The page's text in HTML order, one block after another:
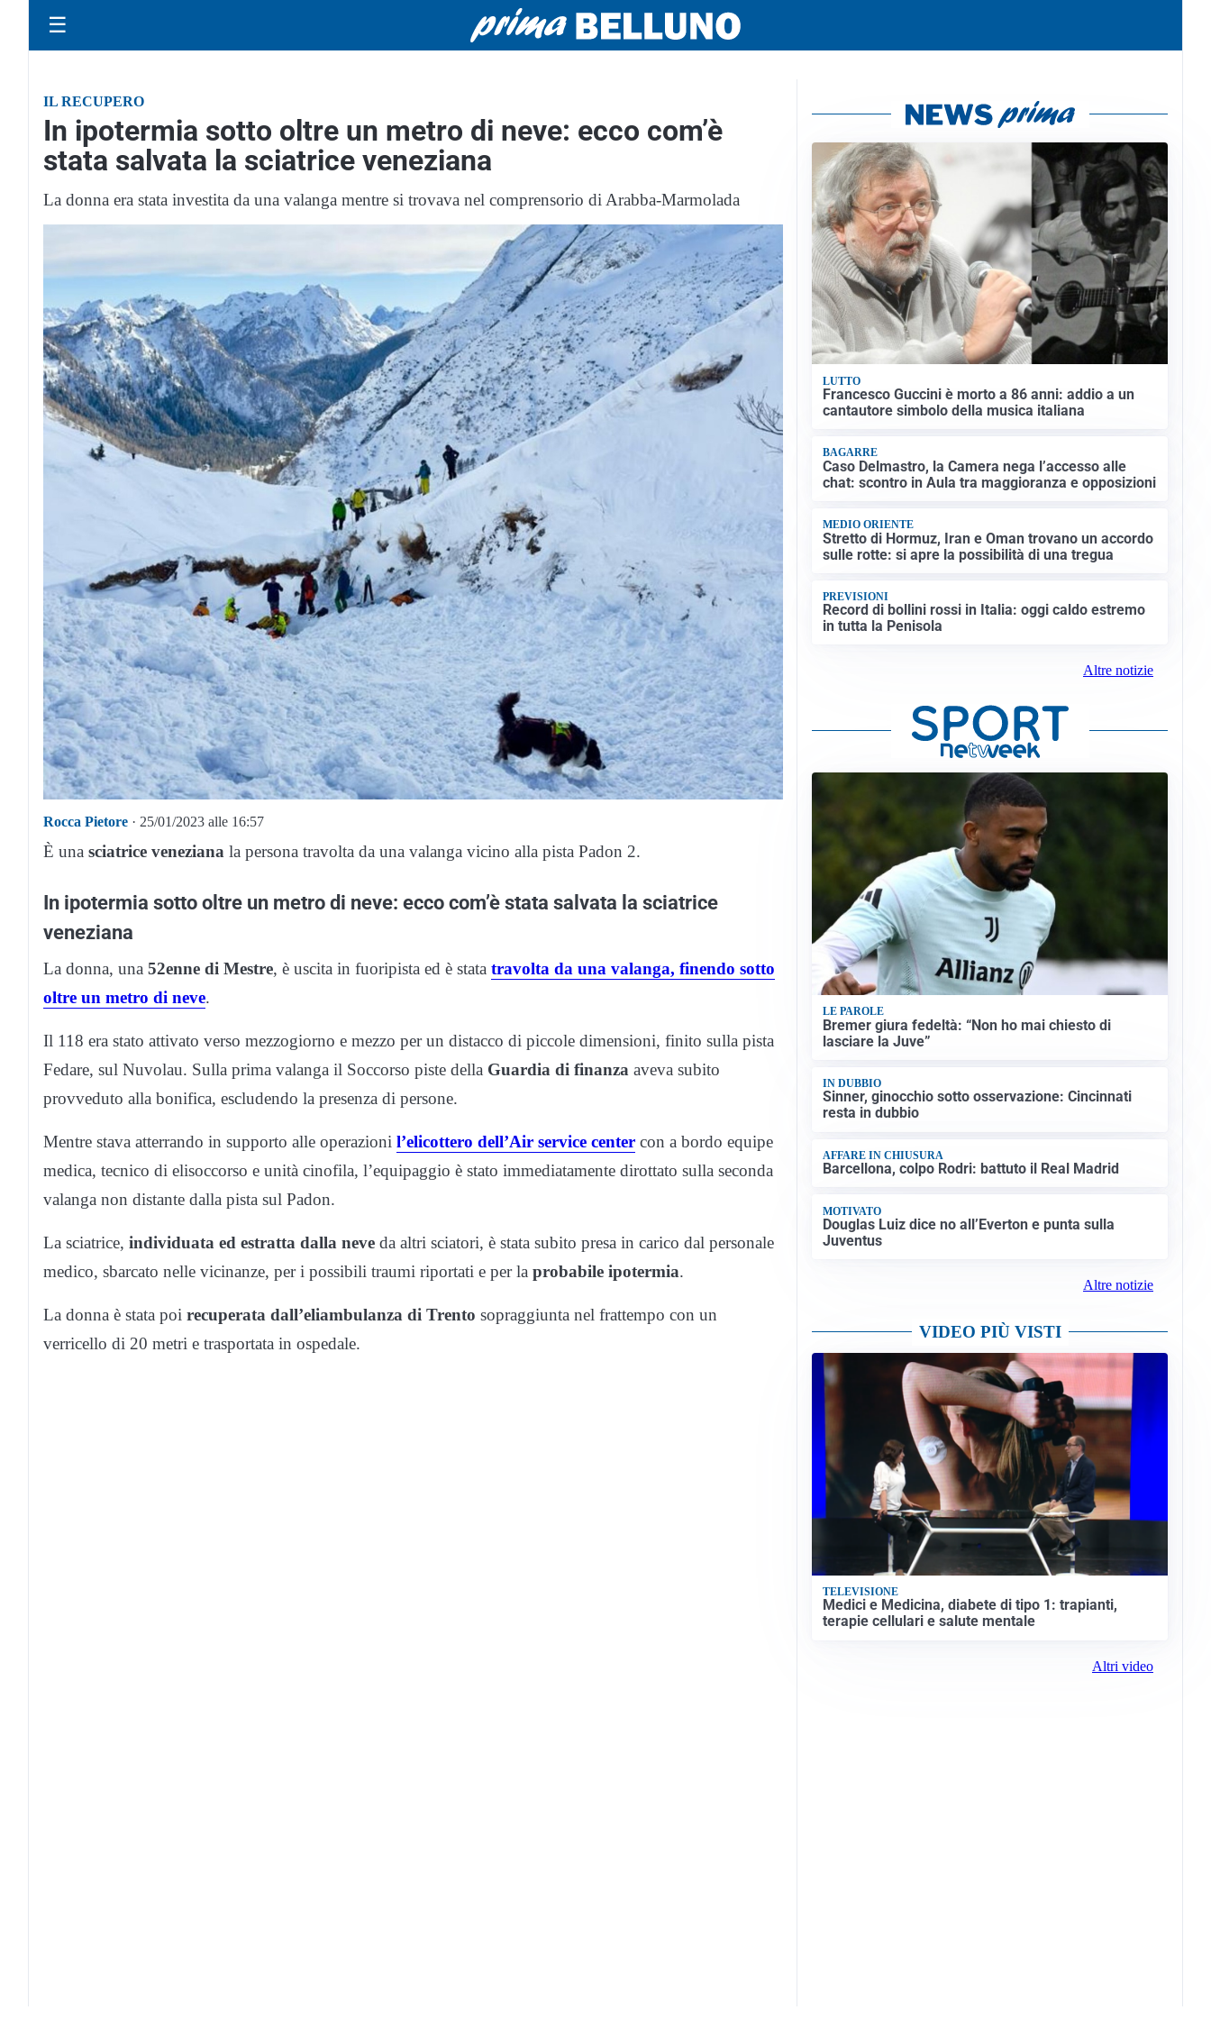
☰
IL RECUPERO
In ipotermia sotto oltre un metro di neve: ecco com’è
stata salvata la sciatrice veneziana
La donna era stata investita da una valanga mentre si trovava nel comprensorio di Arabba-Marmolada
Rocca Pietore · 25/01/2023 alle 16:57
È una sciatrice veneziana la persona travolta da una valanga vicino alla pista Padon 2.
In ipotermia sotto oltre un metro di neve: ecco com’è stata salvata la sciatrice
veneziana
La donna, una 52enne di Mestre, è uscita in fuoripista ed è stata travolta da una valanga, finendo sotto
oltre un metro di neve.
Il 118 era stato attivato verso mezzogiorno e mezzo per un distacco di piccole dimensioni, finito sulla pista
Fedare, sul Nuvolau. Sulla prima valanga il Soccorso piste della Guardia di finanza aveva subito
provveduto alla bonifica, escludendo la presenza di persone.
Mentre stava atterrando in supporto alle operazioni l’elicottero dell’Air service center con a bordo equipe
medica, tecnico di elisoccorso e unità cinofila, l’equipaggio è stato immediatamente dirottato sulla seconda
valanga non distante dalla pista sul Padon.
La sciatrice, individuata ed estratta dalla neve da altri sciatori, è stata subito presa in carico dal personale
medico, sbarcato nelle vicinanze, per i possibili traumi riportati e per la probabile ipotermia.
La donna è stata poi recuperata dall’eliambulanza di Trento sopraggiunta nel frattempo con un
verricello di 20 metri e trasportata in ospedale.
LUTTO
Francesco Guccini è morto a 86 anni: addio a un
cantautore simbolo della musica italiana
BAGARRE
Caso Delmastro, la Camera nega l’accesso alle
chat: scontro in Aula tra maggioranza e opposizioni
MEDIO ORIENTE
Stretto di Hormuz, Iran e Oman trovano un accordo
sulle rotte: si apre la possibilità di una tregua
PREVISIONI
Record di bollini rossi in Italia: oggi caldo estremo
in tutta la Penisola
Altre notizie
LE PAROLE
Bremer giura fedeltà: “Non ho mai chiesto di
lasciare la Juve”
IN DUBBIO
Sinner, ginocchio sotto osservazione: Cincinnati
resta in dubbio
AFFARE IN CHIUSURA
Barcellona, colpo Rodri: battuto il Real Madrid
MOTIVATO
Douglas Luiz dice no all’Everton e punta sulla
Juventus
Altre notizie
VIDEO PIÙ VISTI
TELEVISIONE
Medici e Medicina, diabete di tipo 1: trapianti,
terapie cellulari e salute mentale
Altri video